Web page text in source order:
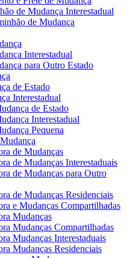
de Mudança Interestadual
de Mudança
Interestadual
para Outro Estado
de Estado
Interestadual
de Estado
Interestadual
Pequena
de Mudanças
de Mudanças Interestaduais
de Mudanças para Outro
de Mudanças Residenciais
e Mudanças Compartilhadas
Mudanças
Mudanças Compartilhadas
Mudanças Interestaduais
Mudanças Residenciais